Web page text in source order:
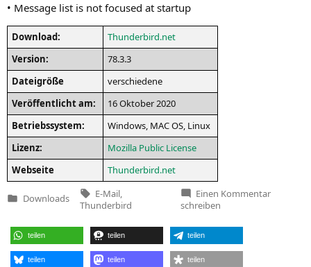
• Mes­sa­ge list is not focu­sed at startup
Down­load:
Thunderbird.net
Ver­si­on:
78.3.3
Datei­grö­ße
ver­schie­de­ne
Ver­öf­fent­licht am:
16 Okto­ber 2020
Betriebs­sys­tem:
Win­dows, MACOS, Linux
Lizenz:
Mozil­la Public License
Web­sei­te
Thunderbird.net
Veröffentlicht
Downloads
Tags:
E-Mail,
Thunderbird
Einen Kommentarzu
schreiben
teilen teilen teilen
teilen teilen teilen